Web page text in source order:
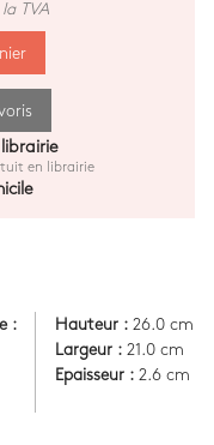
TVA
en librairie
:
Hauteur :26.0 cm
Largeur :21.0 cm
Epaisseur :2.6 cm